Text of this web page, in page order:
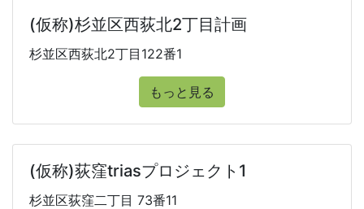
(仮称)杉並区西荻北2丁目計画
杉並区西荻北2丁目122番1
もっと見る
(仮称)荻窪triasプロジェクト1
杉並区荻窪二丁目 73番11